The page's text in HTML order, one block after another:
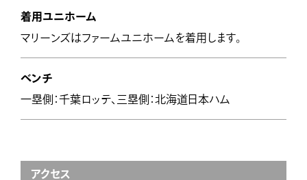
着用ユニホーム
マリーンズはファームユニホームを着用します。
ベンチ
一塁側：千葉ロッテ、三塁側：北海道日本ハム
アクセス